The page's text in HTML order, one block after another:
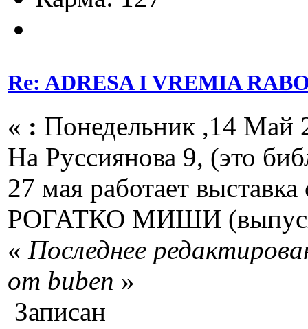
Re: ADRESA I VREMIA
« : Понедельник ,14 Май
На Руссиянова 9, (это
27 мая работает
РОГАТКО МИШИ (выпуск
« Последнее
от buben »
Записан